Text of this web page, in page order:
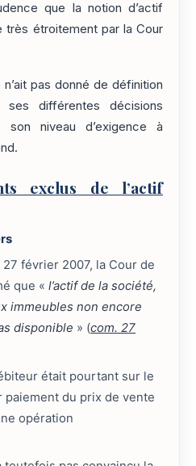
que la notion d’actif
très étroitement par la Cour
pas donné de définition
différentes décisions
niveau d’exigence à
exclus de l’actif
février 2007, la Cour de
que «l’actif de la société,
immeubles non encore
disponible » (com. 27
était pourtant sur le
paiement du prix de vente
opération